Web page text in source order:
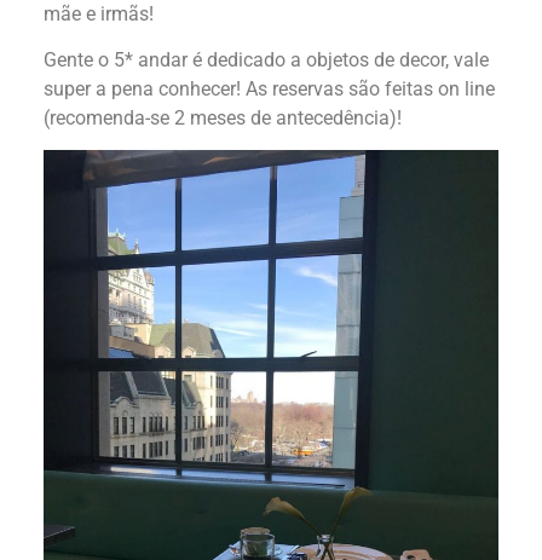
mãe e irmãs!
Gente o 5* andar é dedicado a objetos de decor, vale
super a pena conhecer! As reservas são feitas on line
(recomenda-se 2 meses de antecedência)!